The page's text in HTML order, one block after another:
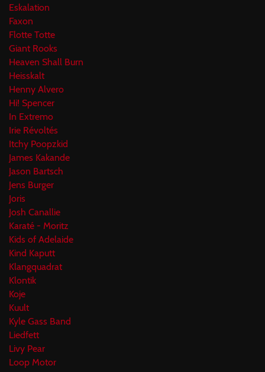
Eskalation
Faxon
Flotte Totte
Giant Rooks
Heaven Shall Burn
Heisskalt
Henny Alvero
Hi! Spencer
In Extremo
Irie Révoltés
Itchy Poopzkid
James Kakande
Jason Bartsch
Jens Burger
Joris
Josh Canallie
Karaté - Moritz
Kids of Adelaide
Kind Kaputt
Klangquadrat
Klontik
Koje
Kuult
Kyle Gass Band
Liedfett
Livy Pear
Loop Motor